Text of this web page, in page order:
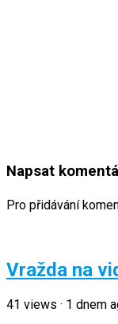
Napsat
Pro přidávání
Vražda na
41 views · 1 dnem